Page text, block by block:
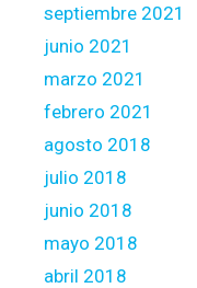
septiembre 2021
junio 2021
marzo 2021
febrero 2021
agosto 2018
julio 2018
junio 2018
mayo 2018
abril 2018